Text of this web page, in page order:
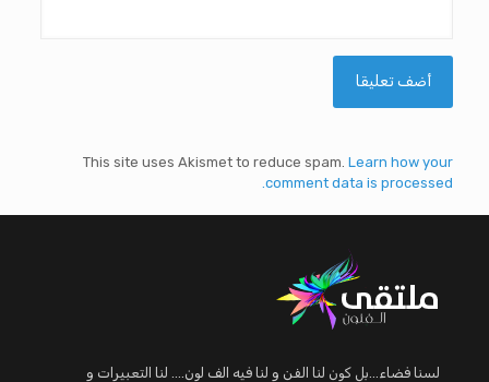
This site uses Akismet to reduce spam. Learn how your
comment data is processed.
لسنا فضاء...بل كون لنا الفن و لنا فيه الف لون.... لنا التعبيرات و